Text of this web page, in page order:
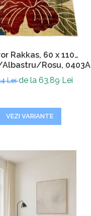
Rakkas, 60 x 110
Rosu, 0403A
Leide la 63,89 Lei
VEZI VARIANTE